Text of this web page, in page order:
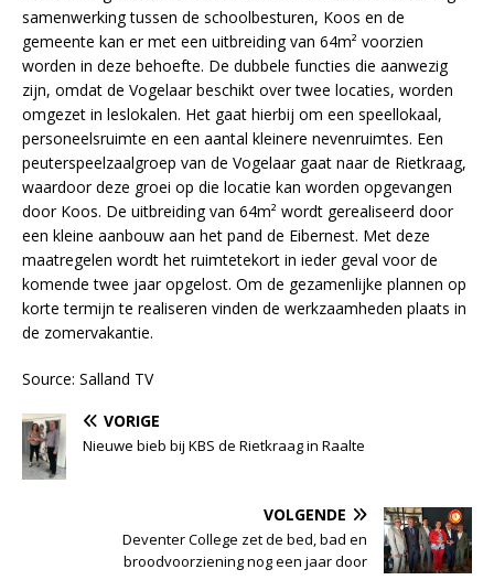
samenwerking tussen de schoolbesturen, Koos en de
gemeente kan er met een uitbreiding van 64m² voorzien
worden in deze behoefte. De dubbele functies die aanwezig
zijn, omdat de Vogelaar beschikt over twee locaties, worden
omgezet in leslokalen. Het gaat hierbij om een speellokaal,
personeelsruimte en een aantal kleinere nevenruimtes. Een
peuterspeelzaalgroep van de Vogelaar gaat naar de Rietkraag,
waardoor deze groei op die locatie kan worden opgevangen
door Koos. De uitbreiding van 64m² wordt gerealiseerd door
een kleine aanbouw aan het pand de Eibernest. Met deze
maatregelen wordt het ruimtetekort in ieder geval voor de
komende twee jaar opgelost. Om de gezamenlijke plannen op
korte termijn te realiseren vinden de werkzaamheden plaats in
de zomervakantie.
Source: Salland TV
VORIGE
Nieuwe bieb bij KBS de Rietkraag in Raalte
VOLGENDE
Deventer College zet de bed, bad en
broodvoorziening nog een jaar door